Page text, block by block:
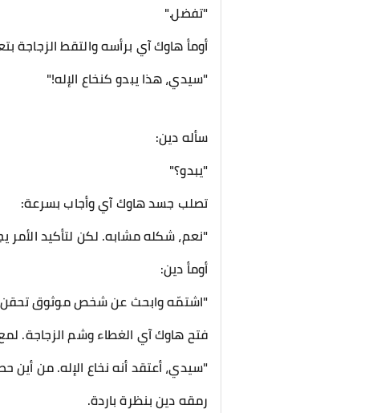
"تفضل."
أومأ هاوك آي برأسه والتقط الزجاجة
"سيدي، هذا يبدو كنخاع الإله!"
سأله دين:
"يبدو؟"
تصلب جسد هاوك آي وأجاب بسرعة:
"نعم، شكله مشابه. لكن لتأكيد الأمر
أومأ دين:
"اشتمّه وابحث عن شخص موثوق تحقن
فتح هاوك آي الغطاء وشم الزجاجة.
"سيدي، أعتقد أنه نخاع الإله. من
رمقه دين بنظرة باردة.